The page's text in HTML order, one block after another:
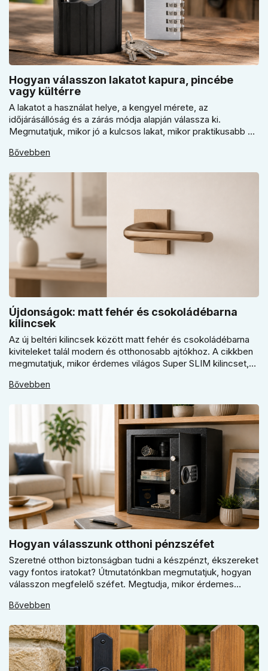
Hogyan válasszon lakatot kapura, pincébe
vagy kültérre
A lakatot a használat helye, a kengyel mérete, az
időjárásállóság és a zárás módja alapján válassza ki.
Megmutatjuk, mikor jó a kulcsos lakat, mikor praktikusabb a
érdemes kapuhoz, pincéhez vagy kerti házhoz csak ár
Bővebben
Újdonságok: matt fehér és csokoládébarna
kilincsek
Az új beltéri kilincsek között matt fehér és csokoládébarna
kiviteleket talál modern és otthonosabb ajtókhoz. A cikkben
megmutatjuk, mikor érdemes világos Super SLIM kilincset,
döntsön a kerek vagy szögletes rozetta között az egységes
Bővebben
Hogyan válasszunk otthoni pénzszéfet
Szeretné otthon biztonságban tudni a készpénzt, ékszereket
vagy fontos iratokat? Útmutatónkban megmutatjuk, hogyan
válasszon megfelelő széfet. Megtudja, mikor érdemes
kulcsfontosságú a szakszerű rögzítés a valódi védelemhez
Bővebben